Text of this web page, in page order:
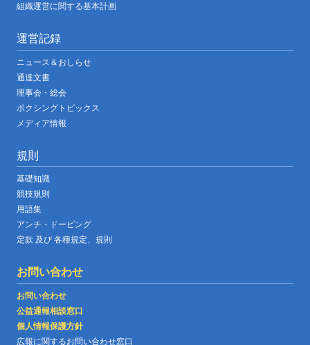
組織運営に関する基本計画
運営記録
ニュース＆おしらせ
通達文書
理事会・総会
ボクシングトピックス
メディア情報
規則
基礎知識
競技規則
用語集
アンチ・ドーピング
定款 及び 各種規定、規則
お問い合わせ
お問い合わせ
公益通報相談窓口
個人情報保護方針
広報に関するお問い合わせ窓口